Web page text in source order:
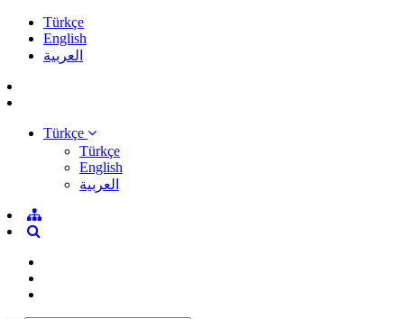
Türkçe
English
العربية
Türkçe
Türkçe
English
العربية